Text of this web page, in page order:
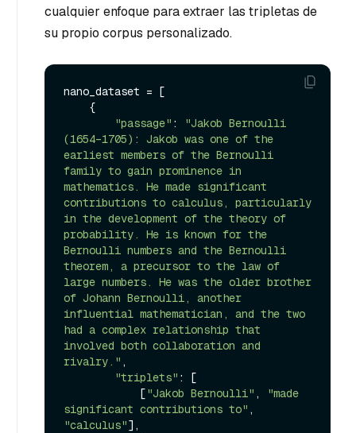
cualquier enfoque para extraer las tripletas de
su propio corpus personalizado.
nano_dataset = [
"passage" :
"Jakob Bernoulli
(1654–1705): Jakob was one of the
earliest members of the Bernoulli
family to gain prominence in
mathematics. He made significant
contributions to calculus, particularly
in the development of the theory of
probability. He is known for the
Bernoulli numbers and the Bernoulli
theorem, a precursor to the law of
large numbers. He was the older brother
of Johann Bernoulli, another
influential mathematician, and the two
had a complex relationship that
involved both collaboration and
rivalry." ,
"triplets" : [
            [
"Jakob Bernoulli" ,
"made
significant contributions to"
"calculus"],